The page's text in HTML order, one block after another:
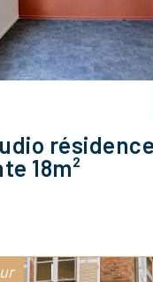
résidence
18m²